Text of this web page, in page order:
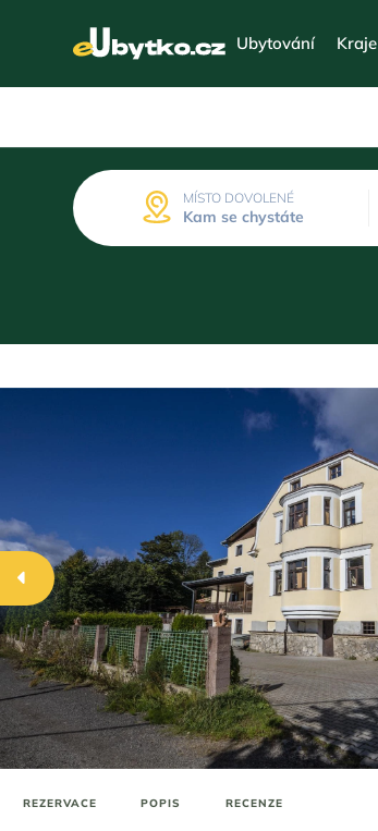
Ubytování Kraje
MÍSTO DOVOLENÉ
Kam se chystáte
REZERVACE POPIS RECENZE